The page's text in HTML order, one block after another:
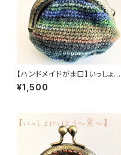
【ハンドメイドがま口】いっしょに
いよう ～ 光 ～【オパール毛糸】
¥1,500